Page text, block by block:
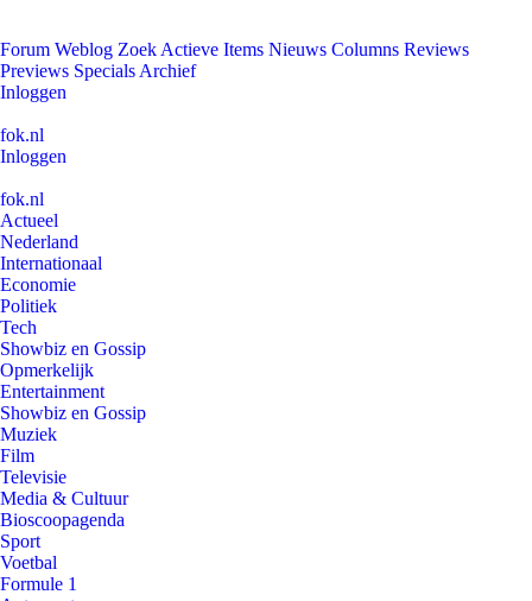
Forum Weblog Zoek Actieve Items Nieuws Columns Reviews
Previews Specials Archief
Inloggen
fok.nl
Inloggen
fok.nl
Actueel
Nederland
Internationaal
Economie
Politiek
Tech
Showbiz en Gossip
Opmerkelijk
Entertainment
Showbiz en Gossip
Muziek
Film
Televisie
Media & Cultuur
Bioscoopagenda
Sport
Voetbal
Formule 1